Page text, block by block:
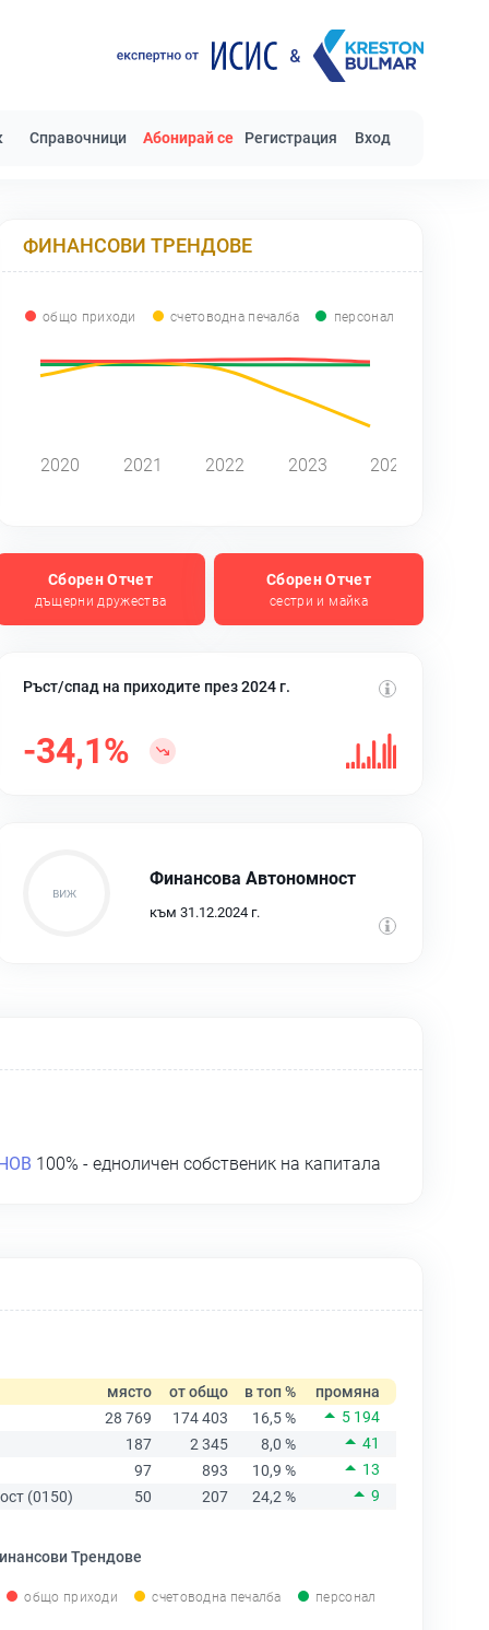
Справочници Абонирай се Регистрация Вход
ФИНАНСОВИ ТРЕНДОВЕ
общо приходи счетоводна печалба персонал
2020 2021 2022 2023 2024
Сборен Отчет
дъщерни дружества
Сборен Отчет
сестри и майка
Ръст/спад на приходите през 2024 г.
-34,1%
Финансова Автономност
към 31.12.2024 г.
100% - едноличен собственик на капитала
място от общо в топ %
промяна
28 769
174 403 16,5 %
5 194
187
2 345 8,0 %
41
97
893 10,9 %
13
(0150)
50 207 24,2 % 9
Трендове
общо приходи счетоводна печалба персонал